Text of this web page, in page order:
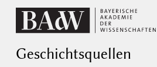
Geschichts­quellen